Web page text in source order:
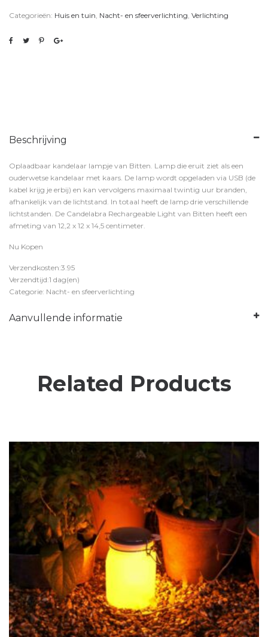
Categorieën: Huis en tuin, Nacht- en sfeerverlichting, Verlichting
Beschrijving
Oplaadbaar kandelaar lampje van Bitten. Lamp die eruit ziet als een
ouderwetse kandelaar met kaars. De lamp wordt opgeladen via USB (de
kabel krijg je erbij) en kan vervolgens maximaal twintig uur branden,
afhankelijk van de lichtstand. In totaal heeft de lamp drie verschillende
lichtstanden. De Candelabra Rechargeable Light van Bitten heeft een
afmeting van 12,2 x 12 x 14,5 centimeter.
Nu Kopen
Verzendkosten:3.95
Verzendtijd:1 dag(en)
Categorie: Nacht- en sfeerverlichting
Aanvullende informatie
Related Products